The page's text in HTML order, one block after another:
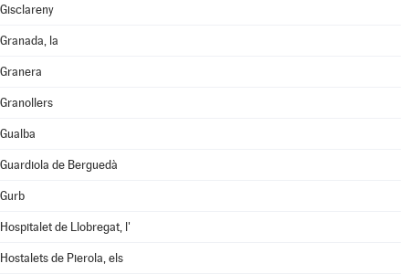
Gisclareny
Granada, la
Granera
Granollers
Gualba
Guardiola de Berguedà
Gurb
Hospitalet de Llobregat, l'
Hostalets de Pierola, els